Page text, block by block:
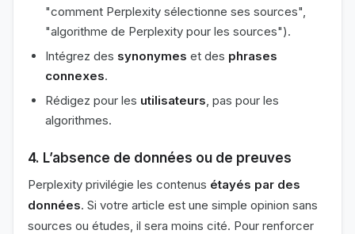
"comment Perplexity sélectionne ses sources",
"algorithme de Perplexity pour les sources").
Intégrez des synonymes et des phrases
connexes.
Rédigez pour les utilisateurs, pas pour les
algorithmes.
4. L’absence de données ou de preuves
Perplexity privilégie les contenus étayés par des
données. Si votre article est une simple opinion sans
sources ou études, il sera moins cité. Pour renforcer